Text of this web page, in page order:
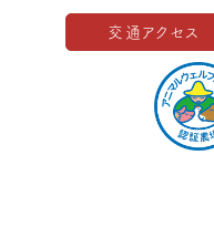
交通アクセス